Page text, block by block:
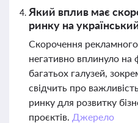
Який вплив має
ринку на
Скорочення
негативно вплинуло на
багатьох галузей,
свідчить про
ринку для розвитку
проєктів. Джерело